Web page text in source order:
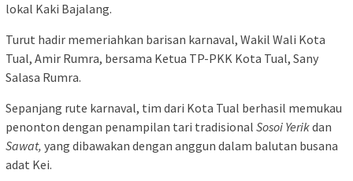
lokal Kaki Bajalang.
Turut hadir memeriahkan barisan karnaval, Wakil Wali Kota
Tual, Amir Rumra, bersama Ketua TP-PKK Kota Tual, Sany
Salasa Rumra.
Sepanjang rute karnaval, tim dari Kota Tual berhasil memukau
penonton dengan penampilan tari tradisional Sosoi Yerikdan
Sawat, yang dibawakan dengan anggun dalam balutan busana
adat Kei.